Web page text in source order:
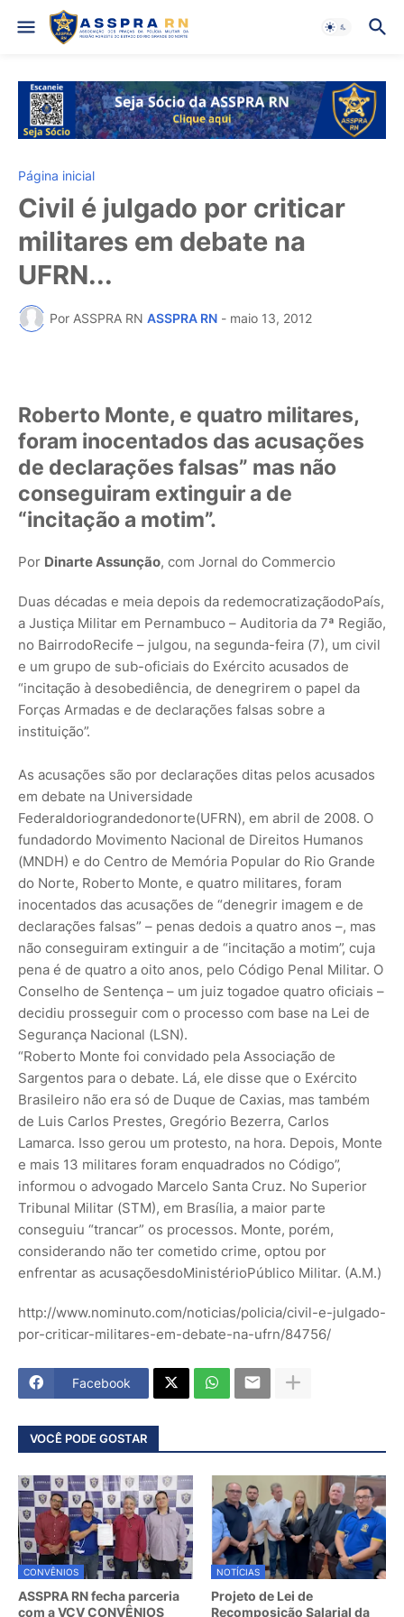
Página inicial
Civil é julgado por criticar
militares em debate na
UFRN...
Por ASSPRA RN ASSPRA RN - maio 13, 2012
Roberto Monte, e quatro militares,
foram inocentados das acusações
de declarações falsas” mas não
conseguiram extinguir a de
“incitação a motim”.
Por Dinarte Assunção, com Jornal do Commercio
Duas décadas e meia depois da redemocratizaçãodoPaís,
a Justiça Militar em Pernambuco – Auditoria da 7ª Região,
no BairrodoRecife – julgou, na segunda-feira (7), um civil
e um grupo de sub-oficiais do Exército acusados de
“incitação à desobediência, de denegrirem o papel da
Forças Armadas e de declarações falsas sobre a
instituição”.
As acusações são por declarações ditas pelos acusados
em debate na Universidade
Federaldoriograndedonorte(UFRN), em abril de 2008. O
fundadordo Movimento Nacional de Direitos Humanos
(MNDH) e do Centro de Memória Popular do Rio Grande
do Norte, Roberto Monte, e quatro militares, foram
inocentados das acusações de “denegrir imagem e de
declarações falsas” – penas dedois a quatro anos –, mas
não conseguiram extinguir a de “incitação a motim”, cuja
pena é de quatro a oito anos, pelo Código Penal Militar. O
Conselho de Sentença – um juiz togadoe quatro oficiais –
decidiu prosseguir com o processo com base na Lei de
Segurança Nacional (LSN).
“Roberto Monte foi convidado pela Associação de
Sargentos para o debate. Lá, ele disse que o Exército
Brasileiro não era só de Duque de Caxias, mas também
de Luis Carlos Prestes, Gregório Bezerra, Carlos
Lamarca. Isso gerou um protesto, na hora. Depois, Monte
e mais 13 militares foram enquadrados no Código”,
informou o advogado Marcelo Santa Cruz. No Superior
Tribunal Militar (STM), em Brasília, a maior parte
conseguiu “trancar” os processos. Monte, porém,
considerando não ter cometido crime, optou por
enfrentar as acusaçõesdoMinistérioPúblico Militar. (A.M.)
http://www.nominuto.com/noticias/policia/civil-e-julgado-
por-criticar-militares-em-debate-na-ufrn/84756/
Facebook
VOCÊ PODE GOSTAR
CONVÊNIOS
ASSPRA RN fecha parceria
com a VCV CONVÊNIOS
NOTÍCIAS
Projeto de Lei de
Recomposição Salarial da